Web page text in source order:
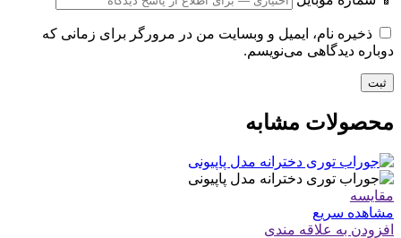
ذخیره نام، ایمیل و وبسایت من در مرورگر برای زمانی که
دوباره دیدگاهی می‌نویسم.
محصولات مشابه
مقایسه
مشاهده سریع
افزودن به علاقه مندی